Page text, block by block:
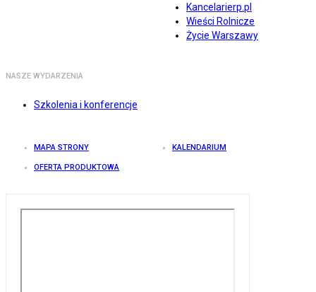
Kancelarierp.pl
Wieści Rolnicze
Życie Warszawy
NASZE WYDARZENIA
Szkolenia i konferencje
MAPA STRONY KALENDARIUM
OFERTA PRODUKTOWA